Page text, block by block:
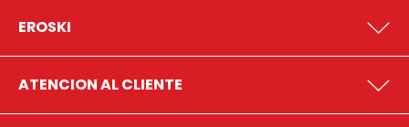
EROSKI
ATENCION AL CLIENTE